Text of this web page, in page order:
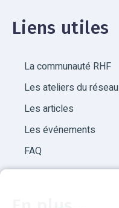
Liens utiles
La communauté RHF
Les ateliers du réseau
Les articles
Les événements
FAQ